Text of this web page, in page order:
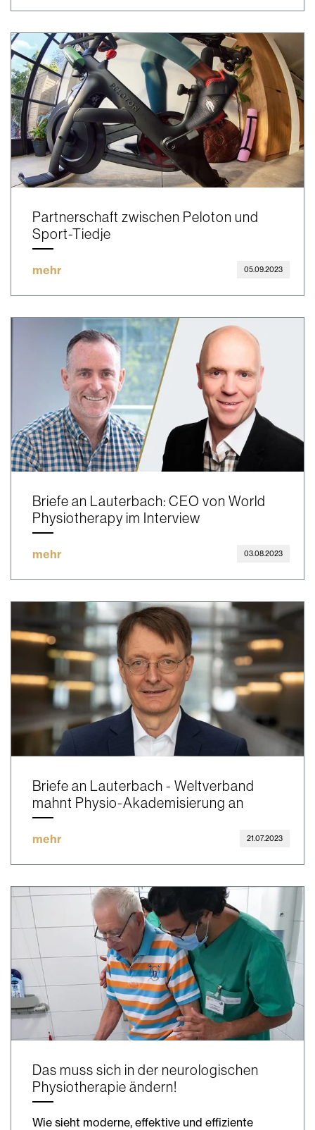
Partnerschaft zwischen Peloton und
Sport-Tiedje
mehr 05.09.2023
Briefe an Lauterbach: CEO von World
Physiotherapy im Interview
mehr 03.08.2023
Briefe an Lauterbach - Weltverband
mahnt Physio-Akademisierung an
mehr 21.07.2023
Das muss sich in der neurologischen
Physiotherapie ändern!
Wie sieht moderne, effektive und effiziente